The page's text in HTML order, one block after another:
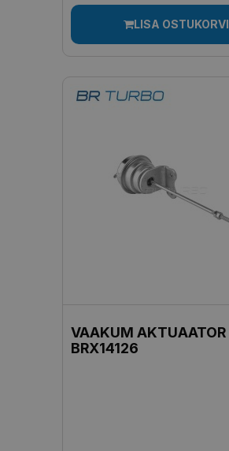
LISA OSTUKORVI
VAAKUM AKTUAATOR
BRX14126